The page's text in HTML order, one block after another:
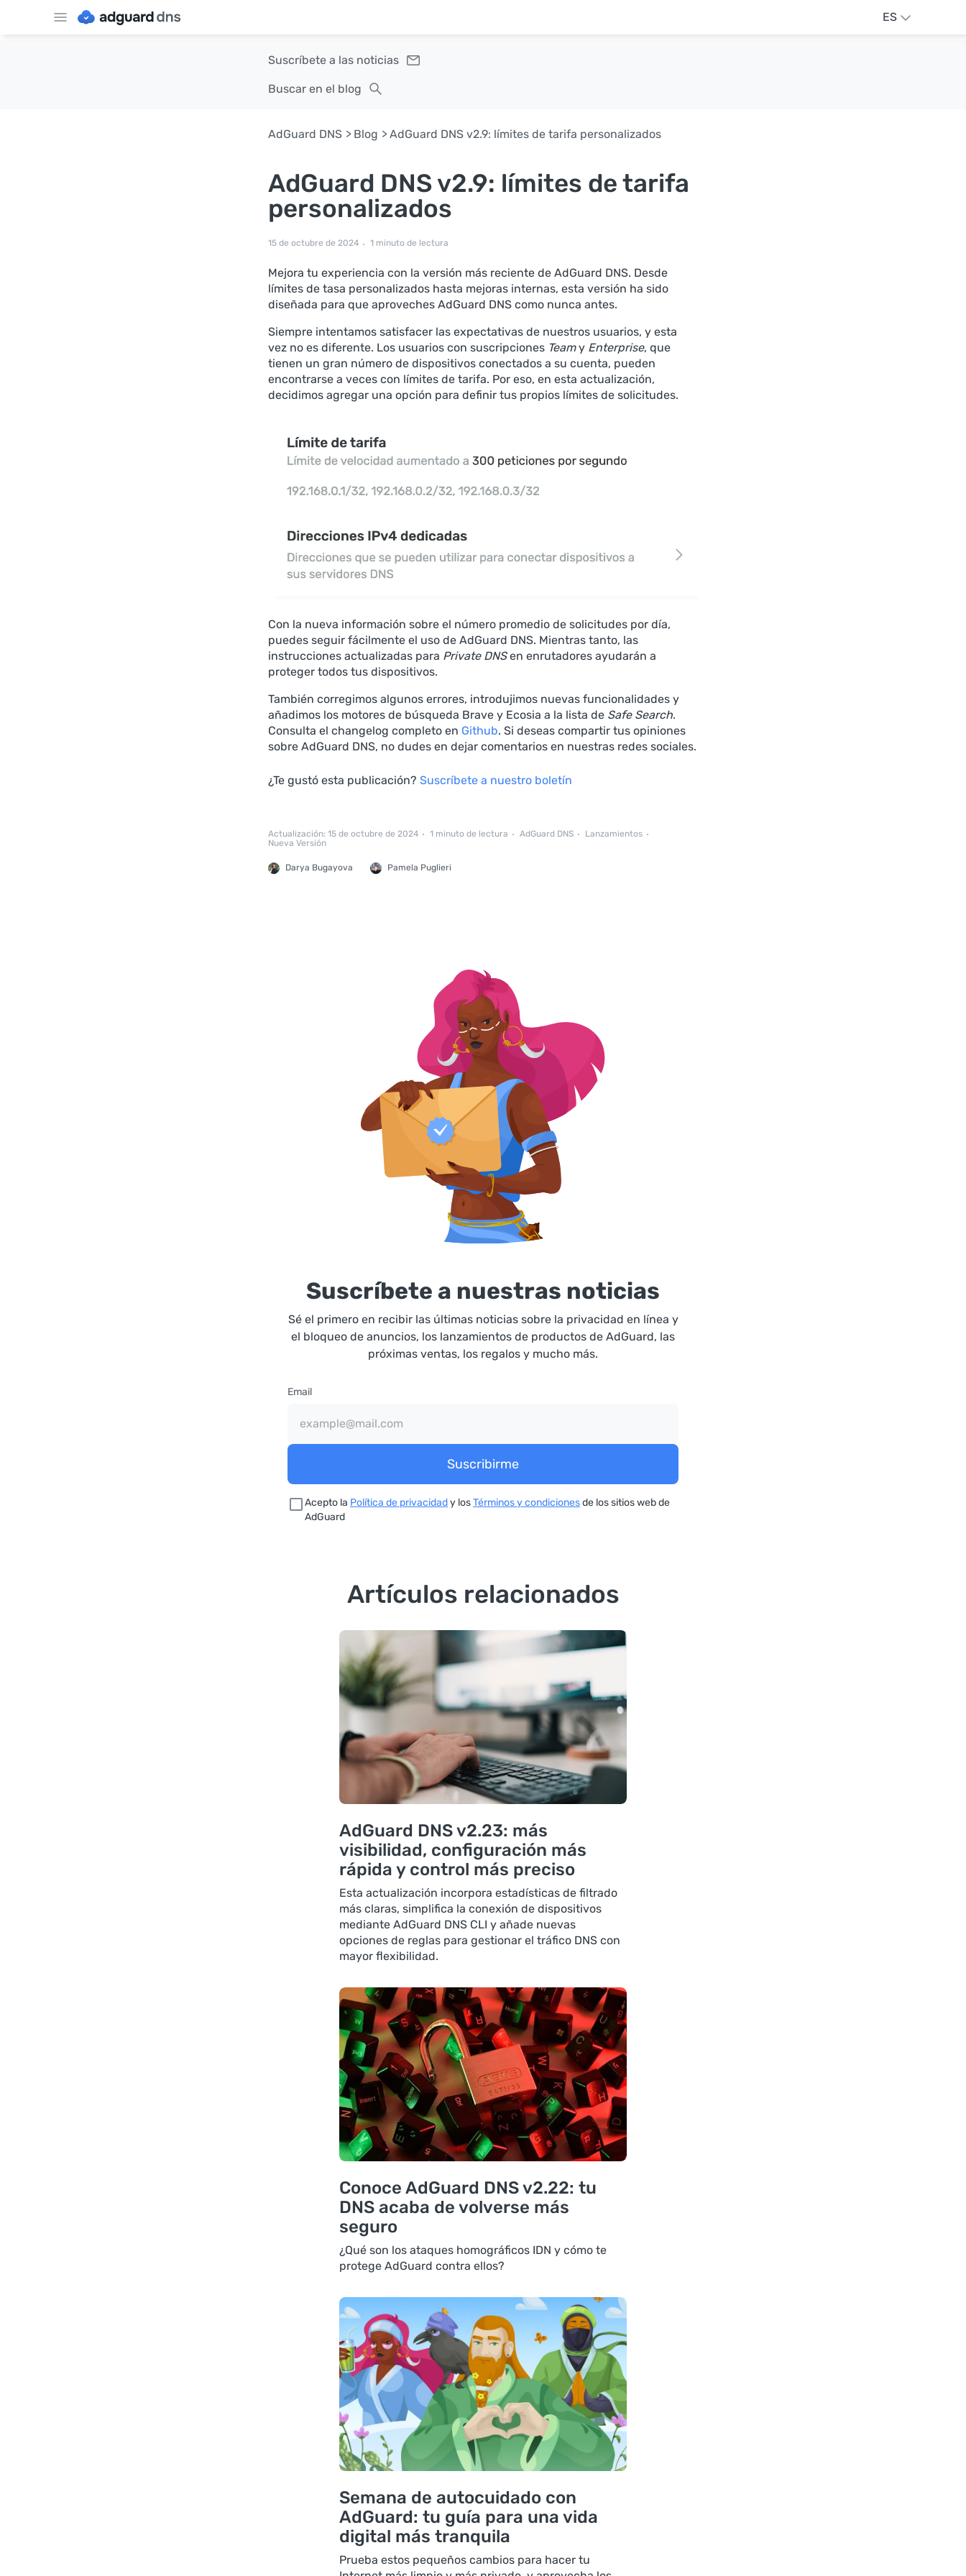
ES
Suscríbete a las noticias
Buscar en el blog
AdGuard DNS Blog AdGuard DNS v2.9: límites de tarifa personalizados
AdGuard DNS v2.9: límites de tarifa
personalizados
15 de octubre de 2024 1 minuto de lectura
Mejora tu experiencia con la versión más reciente de AdGuard DNS. Desde
límites de tasa personalizados hasta mejoras internas, esta versión ha sido
diseñada para que aproveches AdGuard DNS como nunca antes.
Siempre intentamos satisfacer las expectativas de nuestros usuarios, y esta
vez no es diferente. Los usuarios con suscripciones Teamy Enterprise, que
tienen un gran número de dispositivos conectados a su cuenta, pueden
encontrarse a veces con límites de tarifa. Por eso, en esta actualización,
decidimos agregar una opción para definir tus propios límites de solicitudes.
Con la nueva información sobre el número promedio de solicitudes por día,
puedes seguir fácilmente el uso de AdGuard DNS. Mientras tanto, las
instrucciones actualizadas para Private DNSen enrutadores ayudarán a
proteger todos tus dispositivos.
También corregimos algunos errores, introdujimos nuevas funcionalidades y
añadimos los motores de búsqueda Brave y Ecosia a la lista de Safe Search.
Consulta el changelog completo en Github. Si deseas compartir tus opiniones
sobre AdGuard DNS, no dudes en dejar comentarios en nuestras redes sociales.
¿Te gustó esta publicación? Suscríbete a nuestro boletín
Actualización: 15 de octubre de 2024 1 minuto de lectura AdGuard DNS
Lanzamientos
Nueva Versión
Darya Bugayova Pamela Puglieri
Suscríbete a nuestras noticias
Sé el primero en recibir las últimas noticias sobre la privacidad en línea y
el bloqueo de anuncios, los lanzamientos de productos de AdGuard, las
próximas ventas, los regalos y mucho más.
Email
Suscribirme
Acepto la Política de privacidady losTérminos y condicionesde los sitios web de
AdGuard
Artículos relacionados
AdGuard DNS v2.23: más
visibilidad, configuración más
rápida y control más preciso
Esta actualización incorpora estadísticas de filtrado
más claras, simplifica la conexión de dispositivos
mediante AdGuard DNS CLI y añade nuevas
opciones de reglas para gestionar el tráfico DNS con
mayor flexibilidad.
Conoce AdGuard DNS v2.22: tu
DNS acaba de volverse más
seguro
¿Qué son los ataques homográficos IDN y cómo te
protege AdGuard contra ellos?
Semana de autocuidado con
AdGuard: tu guía para una vida
digital más tranquila
Prueba estos pequeños cambios para hacer tu